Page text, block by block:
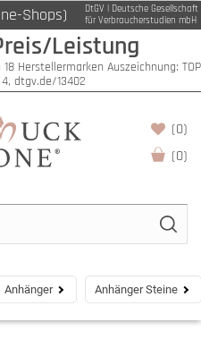
Shops)
DtGV | Deutsche Gesellschaft
für Verbraucherstudien mbH
Leistung
Herstellermarken Auszeichnung: TOP
4, dtgv.de/13402
(0)
(0)
Anhänger Anhänger Steine